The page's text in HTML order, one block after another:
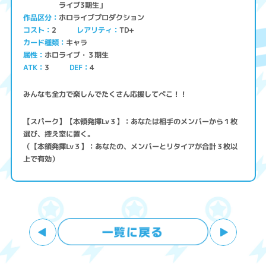
ライブ3期生」
作品区分 ホロライブプロダクション
コスト 2 レアリティ TD+
カード種類 キャラ
属性 ホロライブ・３期生
ATK 3 DEF 4
みんなも全力で楽しんでたくさん応援してぺこ！！
【スパーク】【本領発揮Lv３】：あなたは相手のメンバーから１枚
選び、控え室に置く。
（【本領発揮Lv３】：あなたの、メンバーとリタイアが合計３枚以
上で有効）